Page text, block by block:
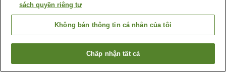
Tìm phòng trống
sách quyền riêng tư
Không bán thông tin cá nhân của tôi
Chấp nhận tất cả